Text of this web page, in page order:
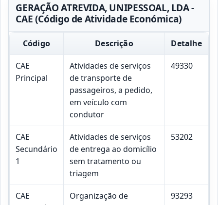
GERAÇÃO ATREVIDA, UNIPESSOAL, LDA -
CAE (Código de Atividade Económica)
Código Descrição Detalhe
CAE
Principal
Atividades de serviços
de transporte de
passageiros, a pedido,
em veículo com
condutor
49330
CAE
Secundário
1
Atividades de serviços
de entrega ao domicílio
sem tratamento ou
triagem
53202
CAE
Organização de
93293